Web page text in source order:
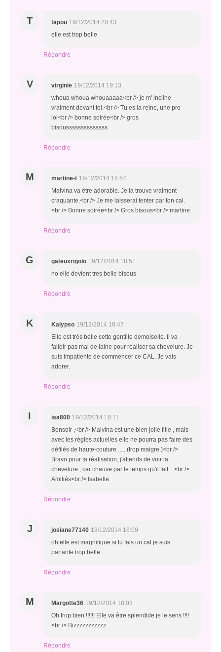
T tapou 19/12/2014 20:43
elle est trop belle
Répondre
V virginie 19/12/2014 19:13
whoua whoua whouaaaaa<br /> je m' incline
vraiment devant toi.<br /> Tu es la reine, une pro
lol<br /> bonne soirée<br /> gros
bisoussssssssssssss
Répondre
M martine-t 19/12/2014 18:54
Malvina va être adorable. Je la trouve vraiment
craquante.<br /> Je me laisserai tenter par ton cal.
<br /> Bonne soirée<br /> Gros bisous<br /> martine
Répondre
G gateuxrigolo 19/12/2014 18:51
ho elle devient tres belle bisous
Répondre
K Kalypso 19/12/2014 18:47
Elle est très belle cette gentille demoiselle. Il va
falloir pas mal de laine pour réaliser sa chevelure. Je
suis impatiente de commencer ce CAL. Je vais
adorer.
Répondre
I isa800 19/12/2014 18:11
Bonsoir ,<br /> Malvina est une bien jolie fille , mais
avec les règles actuelles elle ne pourra pas faire des
défilés de haute-couture ......(trop maigre )<br />
Bravo pour ta réalisation, j'attends de voir la
chevelure , car chauve par le temps qu'il fait....<br />
Amitiés<br /> Isabelle
Répondre
J josiane77140 19/12/2014 18:09
oh elle est magnifique si tu fais un cal je suis
partante trop belle
Répondre
M Margotte36 19/12/2014 18:03
Oh trop bien !!!!!! Elle va être splendide je le sens !!!!
<br /> Bizzzzzzzzzzz
Répondre